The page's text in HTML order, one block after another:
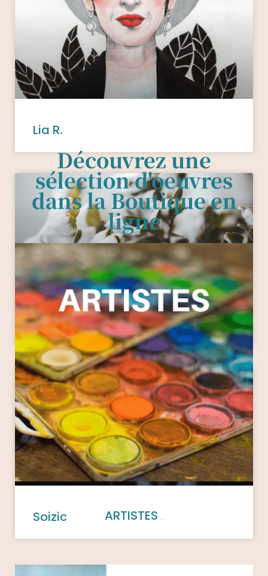
Lia R.
Mélissa Leroux
Soizic
Découvrez une
sélection d'oeuvres
dans la Boutique en
ligne
ARTISTES